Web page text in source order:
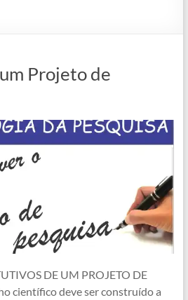
Projeto de
DE UM PROJETO DE
científico deve ser construído a